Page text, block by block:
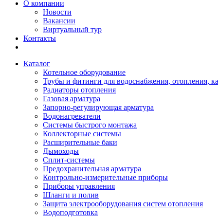
О компании
Новости
Вакансии
Виртуальный тур
Контакты
Каталог
Котельное оборудование
Трубы и фитинги для водоснабжения, отопления,
Радиаторы отопления
Газовая арматура
Запорно-регулирующая арматура
Водонагреватели
Системы быстрого монтажа
Коллекторные системы
Расширительные баки
Дымоходы
Сплит-системы
Предохранительная арматура
Контрольно-измерительные приборы
Приборы управления
Шланги и полив
Защита электрооборудования систем отопления
Водоподготовка